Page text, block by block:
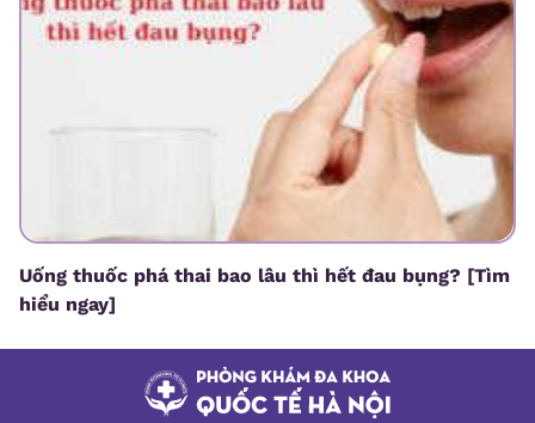
Uống thuốc phá thai bao lâu thì hết đau bụng? [Tìm
hiểu ngay]